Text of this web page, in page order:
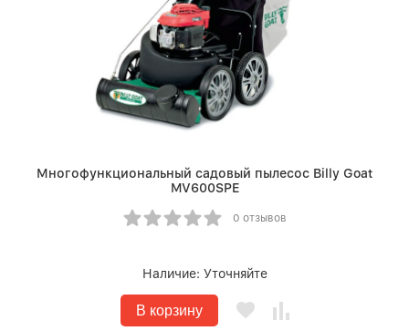
Многофункциональный садовый пылесос Billy Goat
MV600SPE
0 отзывов
Наличие: Уточняйте
В корзину